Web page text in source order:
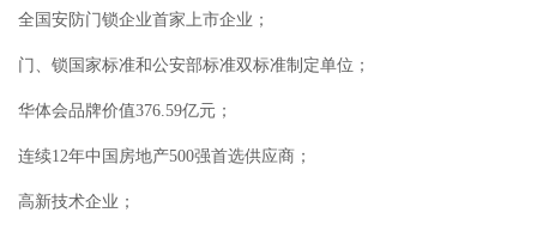
全国安防门锁企业首家上市企业；
门、锁国家标准和公安部标准双标准制定单位；
华体会品牌价值376.59亿元 ；
连续12年中国房地产500强首选供应商；
高新技术企业；